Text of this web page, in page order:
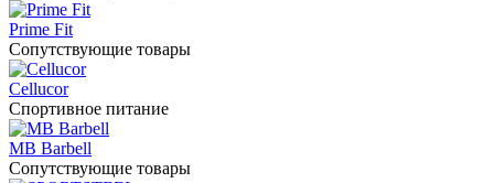
Prime Fit
Сопутствующие товары
Cellucor
Спортивное питание
MB Barbell
Сопутствующие товары